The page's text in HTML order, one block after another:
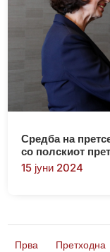
Средба на
со полскиот
15 јуни 2024
Прва Претходна